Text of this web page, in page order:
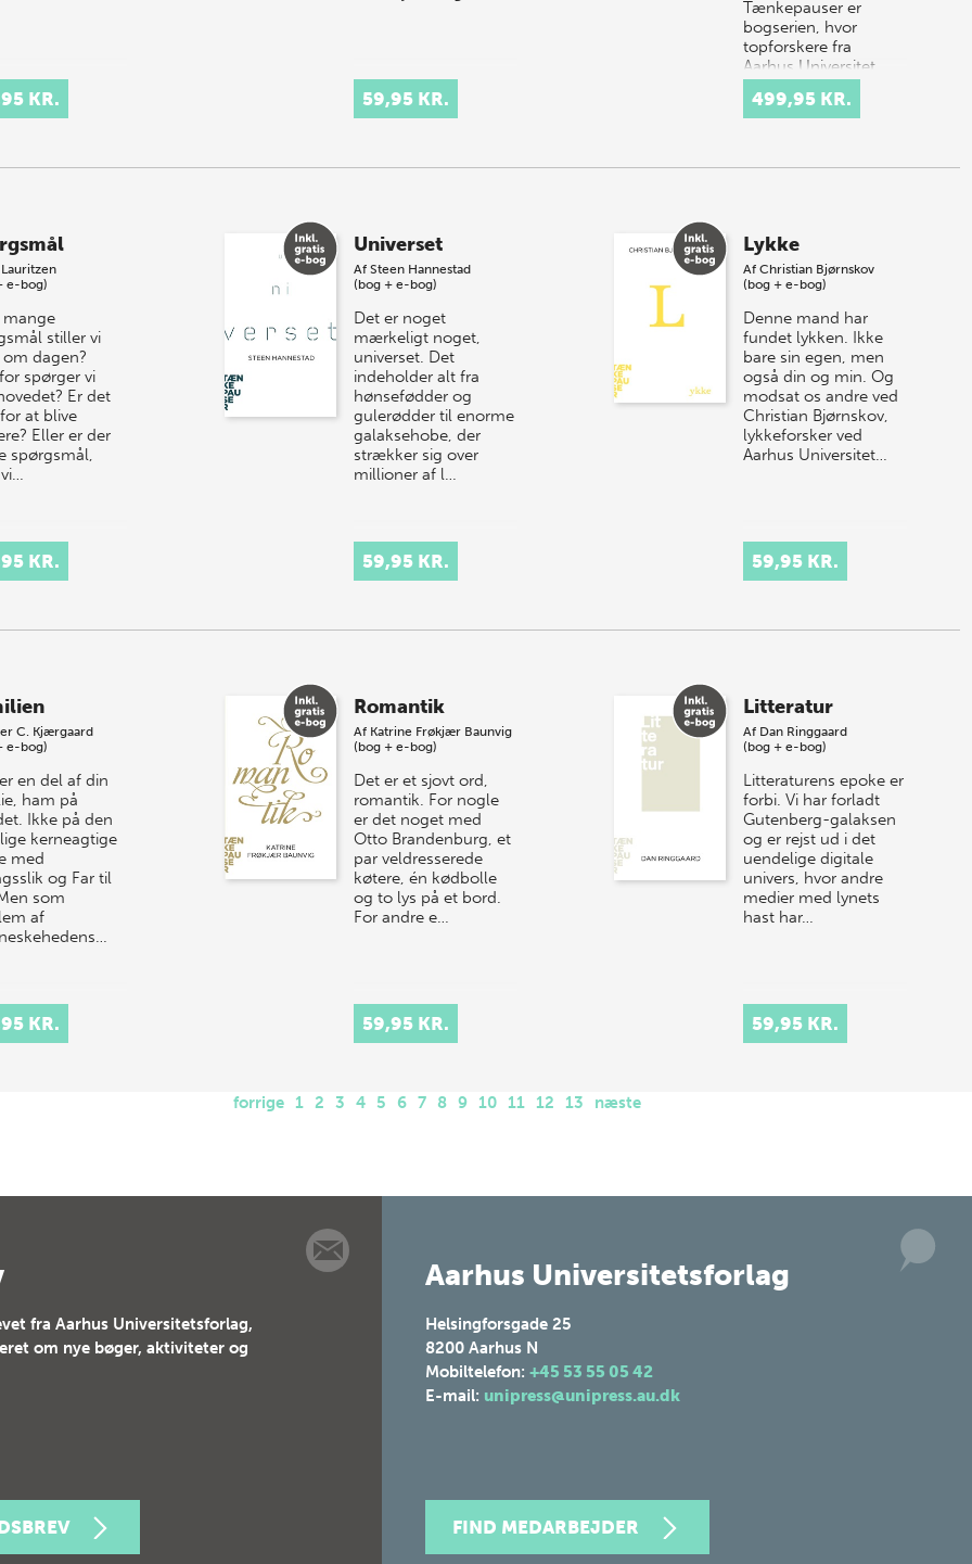
KR. 59,95 KR.
Tænkepauser er
bogserien, hvor
topforskere fra
Aarhus Universitet
formidler deres viden
om centrale emner
som frihed, netværk
k…
499,95 KR.
Lauritzen
e-bog)
mange
stiller vi
dagen?
spørger vi
Er det
at blive
Eller er der
spørgsmål,
KR.
Universet
Af Steen Hannestad
(bog + e-bog)
Det er noget
mærkeligt noget,
universet. Det
indeholder alt fra
hønsefødder og
gulerødder til enorme
galaksehobe, der
strækker sig over
millioner af l…
59,95 KR.
Lykke
AfChristian Bjørnskov
(bog + e-bog)
Denne mand har
fundet lykken. Ikke
bare sin egen, men
også din og min. Og
modsat os andre ved
Christian Bjørnskov,
lykkeforsker ved
Aarhus Universitet…
59,95 KR.
C. Kjærgaard
e-bog)
en del af din
ham på
Ikke på den
kerneagtige
med
og Far til
som
af
KR.
Romantik
Af Katrine Frøkjær Baunvig
(bog + e-bog)
Det er et sjovt ord,
romantik. For nogle
er det noget med
Otto Brandenburg, et
par veldresserede
køtere, én kødbolle
og to lys på et bord.
For andre e…
59,95 KR.
Litteratur
Af Dan Ringgaard
(bog + e-bog)
Litteraturens epoke er
forbi. Vi har forladt
Gutenberg-galaksen
og er rejst ud i det
uendelige digitale
univers, hvor andre
medier med lynets
hast har…
59,95 KR.
forrige 1 2 3 4 5 6 7 8 9 10 11 12 13 næste
fra Aarhus Universitetsforlag,
om nye bøger, aktiviteter og
Aarhus Universitetsforlag
Helsingforsgade 25
8200 Aarhus N
Mobiltelefon: +45 53 55 05 42
E-mail: unipress@unipress.au.dk
FIND MEDARBEJDER